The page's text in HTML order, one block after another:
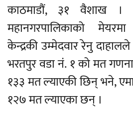
काठमाडौं, ३१ वैशाख ।
महानगरपालिकाको
केन्द्रकी उम्मेदवार रेनु
भरतपुर वडा नं. १ को मत
१३३ मत ल्याएकी छिन् भने,
१२७ मत ल्याएका छन् ।